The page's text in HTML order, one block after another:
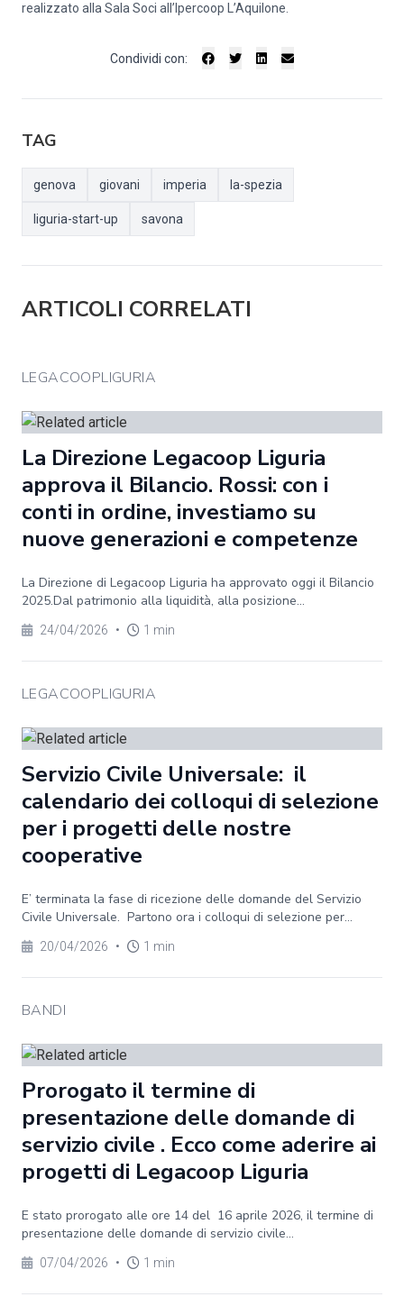
realizzato alla Sala Soci all’Ipercoop L’Aquilone.
Condividi con:
TAG
genova giovani imperia la-spezia
liguria-start-up savona
ARTICOLI CORRELATI
LEGACOOPLIGURIA
La Direzione Legacoop Liguria
approva il Bilancio. Rossi: con i
conti in ordine, investiamo su
nuove generazioni e competenze
La Direzione di Legacoop Liguria ha approvato oggi il Bilancio
2025.Dal patrimonio alla liquidità, alla posizione...
24/04/2026 • 1 min
LEGACOOPLIGURIA
Servizio Civile Universale: il
calendario dei colloqui di selezione
per i progetti delle nostre
cooperative
E’ terminata la fase di ricezione delle domande del Servizio
Civile Universale. Partono ora i colloqui di selezione per...
20/04/2026 • 1 min
BANDI
Prorogato il termine di
presentazione delle domande di
servizio civile . Ecco come aderire ai
progetti di Legacoop Liguria
E stato prorogato alle ore 14 del 16 aprile 2026, il termine di
presentazione delle domande di servizio civile...
07/04/2026 • 1 min